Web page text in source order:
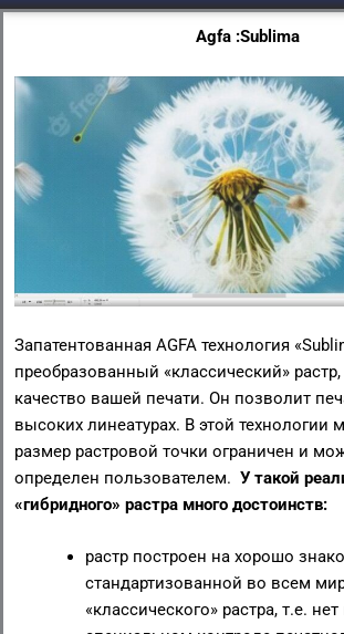
Agfa :Sublima
Запатентованная AGFA технология
преобразованный «классический»
качество вашей печати. Он позволит
высоких линеатурах. В этой
размер растровой точки ограничен и
определен пользователем. У такой
«гибридного» растра много достоинств:
растр построен на хорошо
стандартизованной во всем
«классического» растра, т.е.